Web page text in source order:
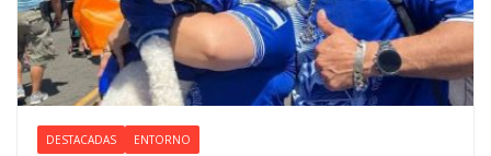
DESTACADAS ENTORNO